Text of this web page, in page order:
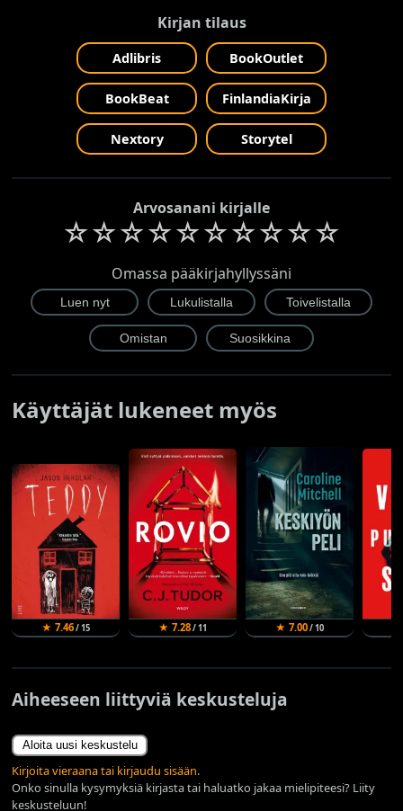
Kirjan tilaus
Adlibris BookOutlet
BookBeat FinlandiaKirja
Nextory Storytel
Arvosanani kirjalle
☆☆☆☆☆☆☆☆☆☆
Omassa pääkirjahyllyssäni
Käyttäjät lukeneet myös
★ 7.46/ 15 ★ 7.28/ 11 ★ 7.00/ 10
Aiheeseen liittyviä keskusteluja
Aloita uusi keskustelu
Kirjoita vieraana tai kirjaudu sisään.
Onko sinulla kysymyksiä kirjasta tai haluatko jakaa mielipiteesi? Liity
keskusteluun!